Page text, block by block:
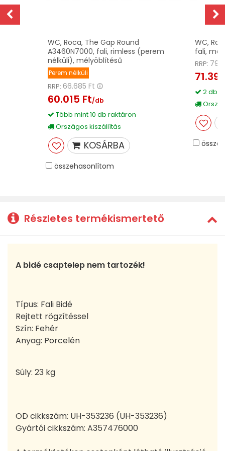
WC, Roca, The Gap Round
A3460N7000, fali, rimless (perem
nélküli), mélyöblítésű
Perem nélküli
RRP: 66.685 Ft
60.015 Ft/db
Több mint 10 db raktáron
Országos kiszállítás
KOSÁRBA
összehasonlítom
WC,
fali,
RRP:
2 db
Részletes termékismertető
A bidé csaptelep nem tartozék!
Típus: Fali Bidé
Rejtett rögzítéssel
Szín: Fehér
Anyag: Porcelén
Súly: 23 kg
OD cikkszám: UH-353236 (UH-353236)
Gyártói cikkszám: A357476000